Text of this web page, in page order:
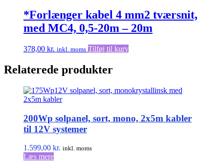
*Forlænger kabel 4 mm2 tværsnit,
med MC4, 0,5-20m – 20m
378,00 kr. inkl. moms Tilføj til kurv
Relaterede produkter
200Wp solpanel, sort, mono, 2x5m kabler
til 12V systemer
1.599,00 kr. inkl. moms
Læs mere